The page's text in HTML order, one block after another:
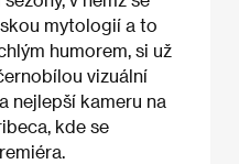
mytologií a to
humorem, si už
vizuální
nejlepší kameru na
kde se